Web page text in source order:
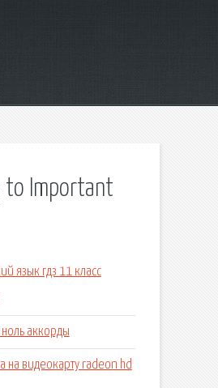
to Important
язык гдз 11 класс
ноль аккорды
на видеокарту radeon hd